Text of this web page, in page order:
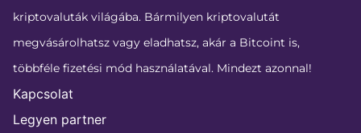
kriptovaluták világába. Bármilyen kriptovalutát
megvásárolhatsz vagy eladhatsz, akár a Bitcoint is,
többféle fizetési mód használatával. Mindezt azonnal!
Kapcsolat
Legyen partner